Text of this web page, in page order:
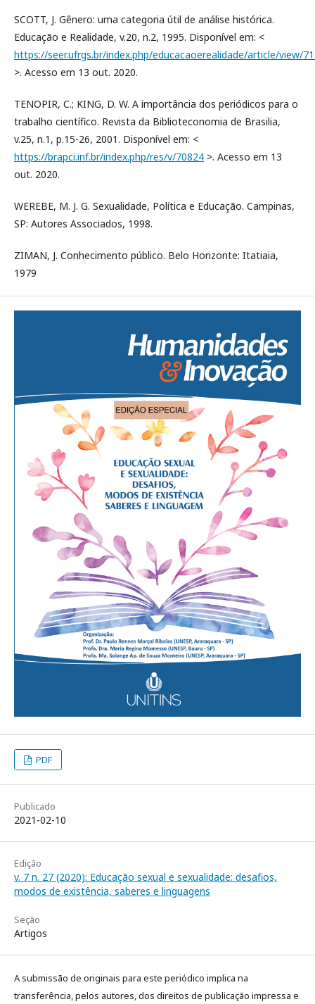
SCOTT, J. Gênero: uma categoria útil de análise histórica.
Educação e Realidade, v.20, n.2, 1995. Disponível em: <
https://seer.ufrgs.br/index.php/educacaoerealidade/article/view/
>. Acesso em 13 out. 2020.
TENOPIR, C.; KING, D. W. A importância dos periódicos para o
trabalho científico. Revista da Biblioteconomia de Brasilia,
v.25, n.1, p.15-26, 2001. Disponível em: <
https://brapci.inf.br/index.php/res/v/70824 >. Acesso em 13
out. 2020.
WEREBE, M. J. G. Sexualidade, Política e Educação. Campinas,
SP: Autores Associados, 1998.
ZIMAN, J. Conhecimento público. Belo Horizonte: Itatiaia,
1979
PDF
Publicado
2021-02-10
Edição
v. 7 n. 27 (2020): Educação sexual e sexualidade: desafios,
modos de existência, saberes e linguagens
Seção
Artigos
A submissão de originais para este periódico implica na
transferência, pelos autores, dos direitos de publicação impressa e